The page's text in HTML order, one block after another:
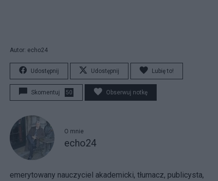
Autor: echo24
Udostępnij Udostępnij Lubię to!
Skomentuj 50 Obserwuj notkę
O mnie
echo24
emerytowany nauczyciel akademicki, tłumacz, publicysta,